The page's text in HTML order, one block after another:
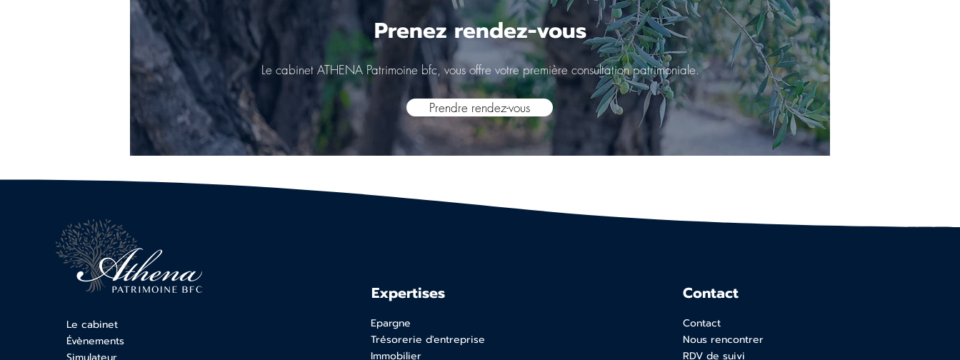
Prenez rendez-vous
Le cabinet ATHENA Patrimoine bfc, vous offre votre première consultation patrimoniale.
Prendre rendez-vous
Le cabinet
Évènements
Expertises
Epargne
Trésorerie d'entreprise
Immobilier
Contact
Contact
Nous rencontrer
RDV de suivi